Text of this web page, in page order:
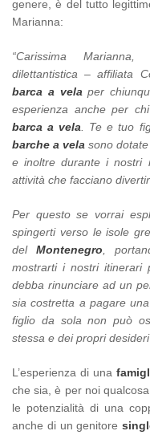
genere, è del tutto
Marianna:
“Carissima
dilettantistica – affiliata
barca a velaper
esperienza anche per
barca a vela . Te e tuo
barche a vela sono
e inoltre durante i nostri
attività che facciano
Per questo se vorrai
spingerti verso le isole
del Montenegro ,
mostrarti i nostri itinerari
debba rinunciare ad un
sia costretta a pagare
figlio da sola non può
stessa e dei propri
L’esperienza di una
che sia, è per noi
le potenzialità di una
anche di un genitore